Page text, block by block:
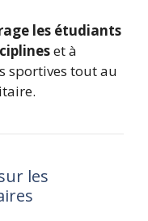
les étudiants
et à
sportives tout au
les